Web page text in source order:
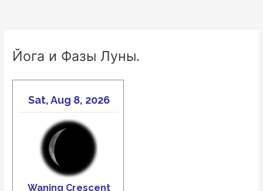
Йога и Фазы Луны.